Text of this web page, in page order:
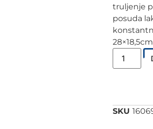
truljenje
posuda
SKU